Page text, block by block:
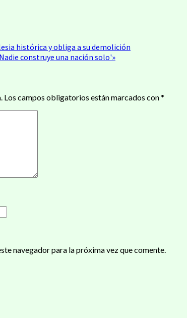
histórica y obliga a su demolición
construye una nación solo'»
Los campos obligatorios están marcados con*
navegador para la próxima vez que comente.